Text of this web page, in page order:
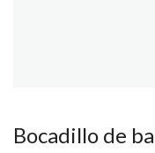
Bocadillo de